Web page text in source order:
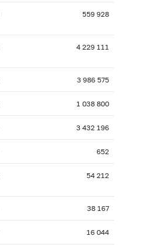
559 928
4 229 111
3 986 575
1 038 800
3 432 196
652
54 212
38 167
16 044